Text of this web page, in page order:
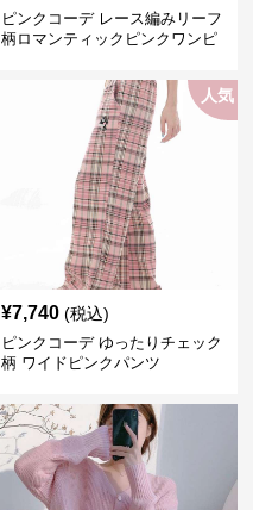
ピンクコーデ レース編みリーフ
柄ロマンティックピンクワンピ
人気
¥7,740 (税込)
ピンクコーデ ゆったりチェック
柄 ワイドピンクパンツ